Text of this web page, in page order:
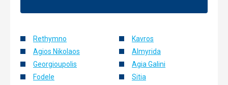
Rethymno
Agios Nikolaos
Georgioupolis
Fodele
Kavros
Almyrida
Agia Galini
Sitia